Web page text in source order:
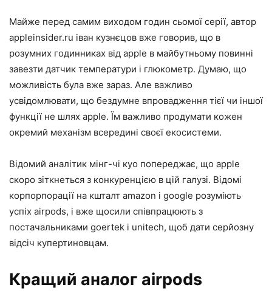
Майже перед самим виходом годин сьомої серії, автор
appleinsider.ru іван кузнєцов вже говорив, що в
розумних годинниках від apple в майбутньому повинні
завезти датчик температури і глюкометр. Думаю, що
можливість була вже зараз. Але важливо
усвідомлювати, що бездумне впровадження тієї чи іншої
функції не шлях apple. Їм важливо продумати кожен
окремий механізм всередині своєї екосистеми.
Відомий аналітик мінг-чі куо попереджає, що apple
скоро зіткнеться з конкуренцією в цій галузі. Відомі
корпорпорації на кшталт amazon і google розуміють
успіх airpods, і вже щосили співпрацюють з
постачальниками goertek і unitech, щоб дати серйозну
відсіч купертиновцам.
Кращий аналог airpods